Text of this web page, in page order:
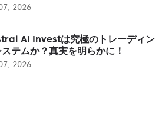
2026
Ai Investは究極のトレーディン
テムか？真実を明らかに！
2026